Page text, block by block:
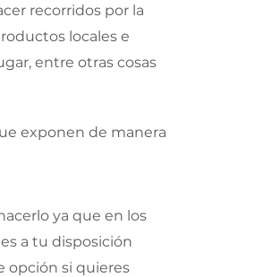
recorridos por la
locales e
entre otras cosas
exponen de manera
ya que en los
a tu disposición
opción si quieres